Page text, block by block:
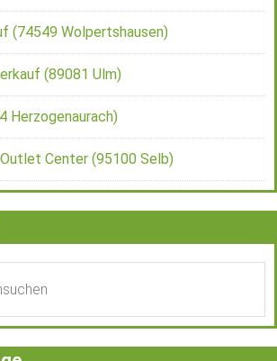
(74549 Wolpertshausen)
(89081 Ulm)
Herzogenaurach)
Center (95100 Selb)